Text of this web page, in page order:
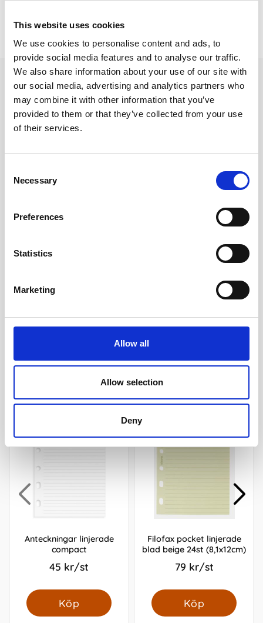
This website uses cookies
We use cookies to personalise content and ads, to
provide social media features and to analyse our traffic.
We also share information about your use of our site with
our social media, advertising and analytics partners who
may combine it with other information that you’ve
provided to them or that they’ve collected from your use
of their services.
Selection
Necessary
Preferences
Statistics
Marketing
Allow all
Allow selection
Deny
Prishistorik
Lägsta pris senaste 30 dagarna är 85 kr (2026-08-08)
Andra tittade även på
Filofax Dagbok Pocket
Köp
Filofax Årsplan Pocket 2028
Köp
Andra köpte även
Anteckningar linjerade
compact
45 kr/st
Köp
Filofax pocket linjerade
blad beige 24st (8,1x12cm)
79 kr/st
Köp